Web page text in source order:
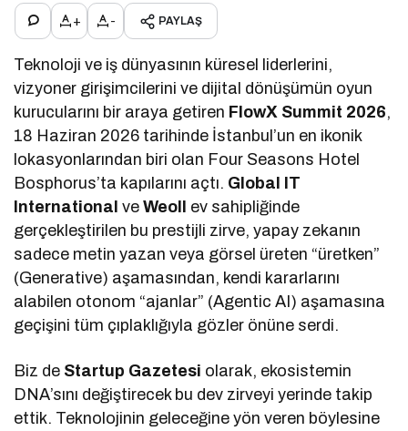
+ - PAYLAŞ
Teknoloji ve iş dünyasının küresel liderlerini,
vizyoner girişimcilerini ve dijital dönüşümün oyun
kurucularını bir araya getiren FlowX Summit 2026,
18 Haziran 2026 tarihinde İstanbul’un en ikonik
lokasyonlarından biri olan Four Seasons Hotel
Bosphorus’ta kapılarını açtı. Global IT
International veWeoll ev sahipliğinde
gerçekleştirilen bu prestijli zirve, yapay zekanın
sadece metin yazan veya görsel üreten “üretken”
(Generative) aşamasından, kendi kararlarını
alabilen otonom “ajanlar” (Agentic AI) aşamasına
geçişini tüm çıplaklığıyla gözler önüne serdi.
Biz de Startup Gazetesi olarak, ekosistemin
DNA’sını değiştirecek bu dev zirveyi yerinde takip
ettik. Teknolojinin geleceğine yön veren böylesine